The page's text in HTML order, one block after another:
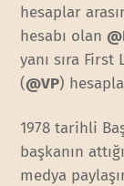
hesaplar
hesabı olan
yanı sıra First
(@VP)
1978 tarihli
başkanın
medya